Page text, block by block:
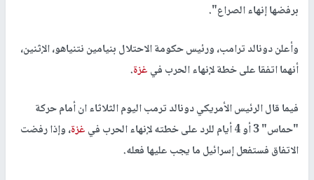
برفضها إنهاء الصراع".
وأعلن دونالد ترامب، ورئيس حكومة الاحتلال بنيامين نتنياهو، الإثنين،
أنهما اتفقا على خطة لإنهاء الحرب فيغزة.
فيما قال الرئيس الأمريكي دونالد ترمب اليوم الثلاثاء ان أمام حركة
"حماس" 3 أو 4 أيام للرد على خطته لإنهاء الحرب في
غزة، وإذا رفضت
الاتفاق فستفعل إسرائيل ما يجب عليها فعله.